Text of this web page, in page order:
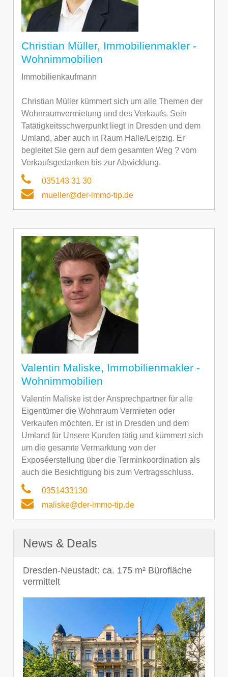
Christian Müller, Immobilienmakler -
Wohnimmobilien
Immobilienkaufmann
Christian Müller kümmert sich um alle Themen der
Wohnraumvermietung und des Verkaufs. Sein
Tatätigkeitsschwerpunkt liegt in Dresden und dem
Umland, aber auch in Raum Halle/Leipzig. Er
begleitet Sie gern auf dem gesamten Weg ? vom
Verkaufsgedanken bis zur Abwicklung.
035143 31 30
mueller@der-immo-tip.de
Valentin Maliske, Immobilienmakler -
Wohnimmobilien
Valentin Maliske ist der Ansprechpartner für alle
Eigentümer die Wohnraum Vermieten oder
Verkaufen möchten. Er ist in Dresden und dem
Umland für Unsere Kunden tätig und kümmert sich
um die gesamte Vermarktung von der
Exposéerstellung über die Terminkoordination als
auch die Besichtigung bis zum Vertragsschluss.
0351433130
maliske@der-immo-tip.de
News & Deals
Dresden-Neustadt: ca. 175 m² Bürofläche
vermittelt